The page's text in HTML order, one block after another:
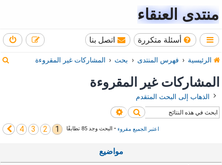
منتدى العنقاء
أسئلة متكررة اتصل بنا
الرئيسية فهرس المنتدى بحث المشاركات غير المقروءة
ب
المشاركات غير المقروءة
الذهاب إلى البحث المتقدم
بحث بحث متقدم
اعتبر الجميع مقروء• البحث وجد 85 تطابقًا 1
2
3
4التالي
مواضيع